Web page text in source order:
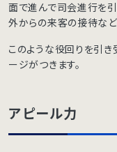
面で進んで司会進行を引
外からの来客の接待など
このような役回りを引き
ージがつきます。
アピール力